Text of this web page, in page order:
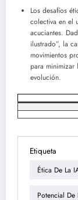
Los desafíos
colectiva en el
acuciantes.
ilustrado”, la
movimientos
para minimizar
evolución.
Etiqueta
Ética De La
Potencial